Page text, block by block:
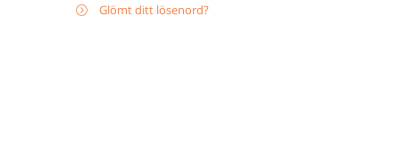
 Glömt ditt lösenord?